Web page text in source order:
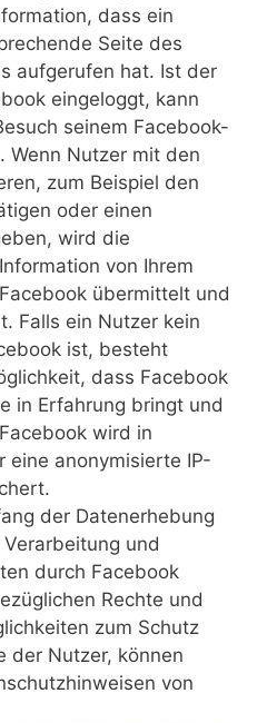
dass ein
Seite des
aufgerufen hat. Ist der
eingeloggt, kann
seinem Facebook-
Wenn Nutzer mit den
zum Beispiel den
oder einen
wird die
von Ihrem
übermittelt und
Falls ein Nutzer kein
ist, besteht
dass Facebook
in Erfahrung bringt und
wird in
eine anonymisierte IP-
der Datenerhebung
und
durch Facebook
Rechte und
zum Schutz
der Nutzer, können
von